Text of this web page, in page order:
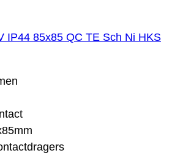
IP44 85x85 QC TE Sch Ni HKS